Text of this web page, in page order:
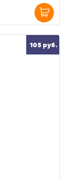
105 руб.